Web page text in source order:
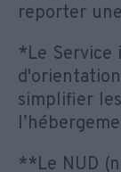
reporter
*Le Service
simplifier
**Le NUD